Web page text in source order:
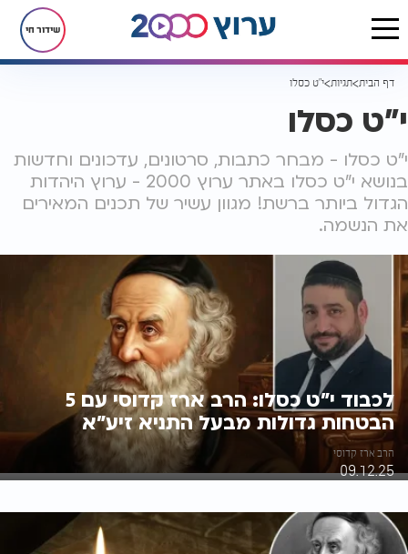
שידור חי
דף הבית תגיות י"ט כסלו
י"ט כסלו
י"ט כסלו - מבחר כתבות, סרטונים, עדכונים וחדשות
בנושא י"ט כסלו באתר ערוץ 2000 - ערוץ היהדות
הגדול ביותר ברשת! מגוון עשיר של תכנים המאירים
את הנשמה.
לכבוד י"ט כסלו: הרב ארז קדוסי עם 5
הבטחות גדולות מבעל התניא זיע"א
הרב ארז קדוסי
09.12.25